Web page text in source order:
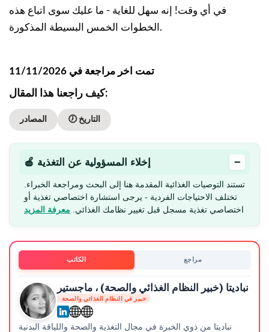
في أي وقت! إنه سهل للغاية - ما عليك سوى اتباع هذه
الخطوات الخمس البسيطة المذكورة.
تمت اخر مراجعة في 11/11/2026
كيف راجعنا هذا المقال:
المصادر 🕖 التاريخ
🍎 إخلاء المسؤولية عن التغذية −
تستند التوصيات الغذائية المقدمة هنا إلى البحث ومراجعة الخبراء.
تختلف الاحتياجات الفردية - يرجى استشارة اختصاصي تغذية أو
اختصاصي تغذية مسجل قبل تغيير نظامك الغذائي. معرفة المزيد
الكاتب مراجع
نباديتا (خبير النظام الغذائي والصحة) ، ماجستير
خبير في النظام الغذائي والصحة
نباديتا من ذوي الخبرة في مجال التغذية والصحة واللياقة البدنية